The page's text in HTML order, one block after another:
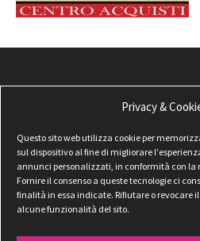
Privacy &
Questo sito web utilizza cookie per
sul dispositivo al fine di migliorare
annunci personalizzati, in conformità con la
Fornire il consenso a queste tecnologie ci
finalità in essa indicate. Rifiutare o revocare
alcune funzionalità del sito.